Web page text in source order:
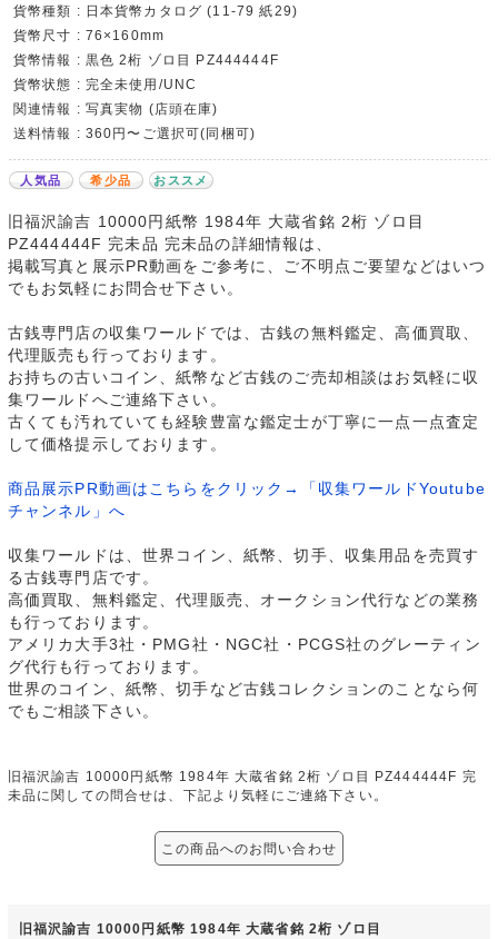
貨幣種類 : 日本貨幣カタログ (11-79 紙29)
貨幣尺寸 : 76×160mm
貨幣情報 : 黒色 2桁 ゾロ目 PZ444444F
貨幣状態 : 完全未使用/UNC
関連情報 : 写真実物 (店頭在庫)
送料情報 : 360円〜ご選択可(同梱可)
人気品 希少品 おススメ
旧福沢諭吉 10000円紙幣 1984年 大蔵省銘 2桁 ゾロ目
PZ444444F 完未品 完未品の詳細情報は、
掲載写真と展示PR動画をご参考に、ご不明点ご要望などはいつ
でもお気軽にお問合せ下さい。
古銭専門店の収集ワールドでは、古銭の無料鑑定、高価買取、
代理販売も行っております。
お持ちの古いコイン、紙幣など古銭のご売却相談はお気軽に収
集ワールドへご連絡下さい。
古くても汚れていても経験豊富な鑑定士が丁寧に一点一点査定
して価格提示しております。
商品展示PR動画はこちらをクリック→「収集ワールドYoutube
チャンネル」へ
収集ワールドは、世界コイン、紙幣、切手、収集用品を売買す
る古銭専門店です。
高価買取、無料鑑定、代理販売、オークション代行などの業務
も行っております。
アメリカ大手3社・PMG社・NGC社・PCGS社のグレーティン
グ代行も行っております。
世界のコイン、紙幣、切手など古銭コレクションのことなら何
でもご相談下さい。
旧福沢諭吉 10000円紙幣 1984年 大蔵省銘 2桁 ゾロ目 PZ444444F 完
未品に関しての問合せは、下記より気軽にご連絡下さい。
この商品へのお問い合わせ
旧福沢諭吉 10000円紙幣 1984年 大蔵省銘 2桁 ゾロ目